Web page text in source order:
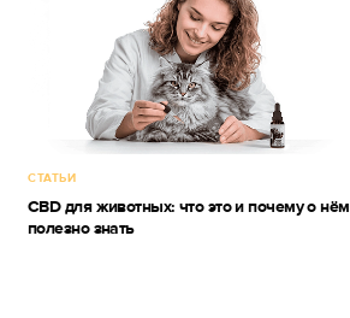
СТАТЬИ
CBD для животных: что это и почему о нём
полезно знать